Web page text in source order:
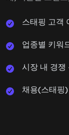
스태핑 고객
업종별 키워
시장 내 경쟁
채용(스태핑